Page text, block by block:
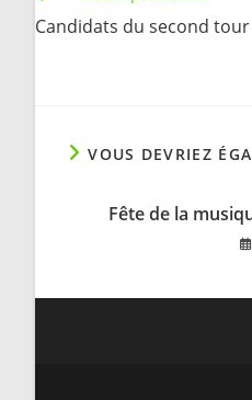
articles
Candidats du second
VOUS DEVRIEZ
Fête de la